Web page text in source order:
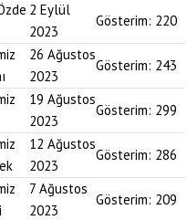
2 Eylül
2023
Gösterim: 220
26 Ağustos
2023
Gösterim: 243
19 Ağustos
2023
Gösterim: 299
12 Ağustos
2023
Gösterim: 286
7 Ağustos
2023
Gösterim: 209